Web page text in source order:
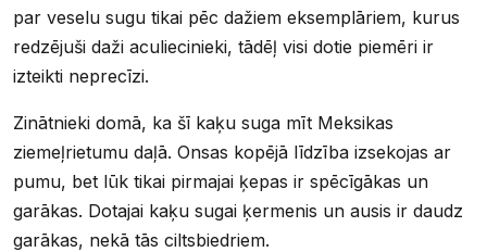
par veselu sugu tikai pēc dažiem eksemplāriem, kurus
redzējuši daži aculiecinieki, tādēļ visi dotie piemēri ir
izteikti neprecīzi.
Zinātnieki domā, ka šī kaķu suga mīt Meksikas
ziemeļrietumu daļā. Onsas kopējā līdzība izsekojas ar
pumu, bet lūk tikai pirmajai ķepas ir spēcīgākas un
garākas. Dotajai kaķu sugai ķermenis un ausis ir daudz
garākas, nekā tās ciltsbiedriem.